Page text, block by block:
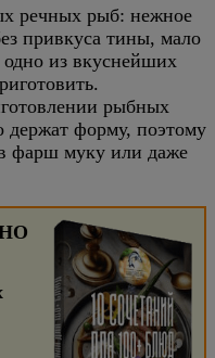
речных рыб: нежное
привкуса тины, мало
из вкуснейших
рыбных
держат форму, поэтому
фарш муку или даже